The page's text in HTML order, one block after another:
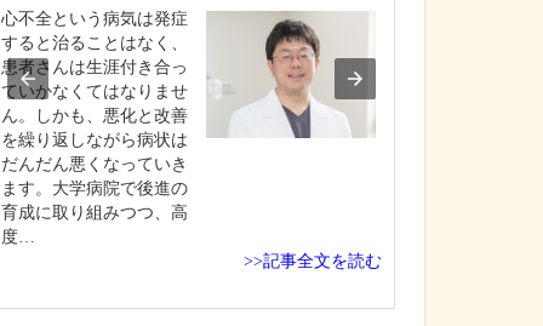
心不全という病気は発症
すると治ることはなく、
患者さんは生涯付き合っ
ていかなくてはなりませ
ん。しかも、悪化と改善
を繰り返しながら病状は
だんだん悪くなっていき
ます。大学病院で後進の
育成に取り組みつつ、高
度…
>>記事全文を読む